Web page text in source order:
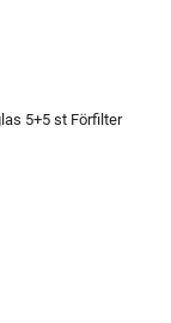
5+5 st Förfilter